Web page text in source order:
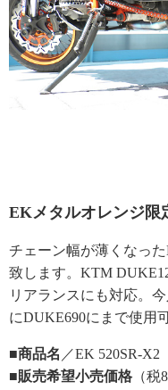
EKメタルオレンジ限
チェーン幅が薄くなっ
致します。KTM
リアランスにも対応。
にDUKE690にまで使用
■商品名 ／EK 520SR-
■販売希望小売価格 （